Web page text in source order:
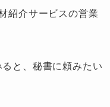
紹介サービスの営業
と、秘書に頼みたい